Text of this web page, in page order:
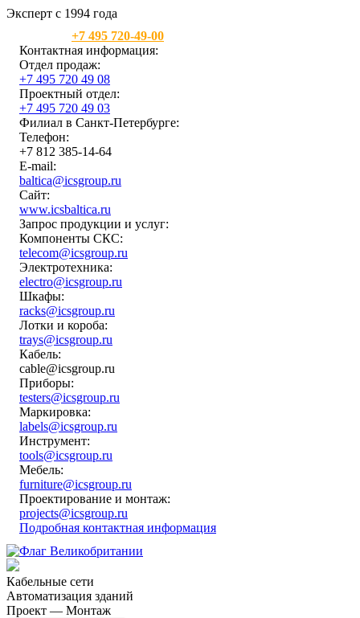
Эксперт с 1994 года
+7 495 720-49-00
Контактная информация:
Отдел продаж:
+7 495 720 49 08
Проектный отдел:
+7 495 720 49 03
Филиал в Санкт-Петербурге:
Телефон:
+7 812 385-14-64
E-mail:
baltica@icsgroup.ru
Сайт:
www.icsbaltica.ru
Запрос продукции и услуг:
Компоненты СКС:
telecom@icsgroup.ru
Электротехника:
electro@icsgroup.ru
Шкафы:
racks@icsgroup.ru
Лотки и короба:
trays@icsgroup.ru
Кабель:
cable@icsgroup.ru
Приборы:
testers@icsgroup.ru
Маркировка:
labels@icsgroup.ru
Инструмент:
tools@icsgroup.ru
Мебель:
furniture@icsgroup.ru
Проектирование и монтаж:
projects@icsgroup.ru
Подробная контактная информация
Кабельные сети
Автоматизация зданий
Проект — Монтаж